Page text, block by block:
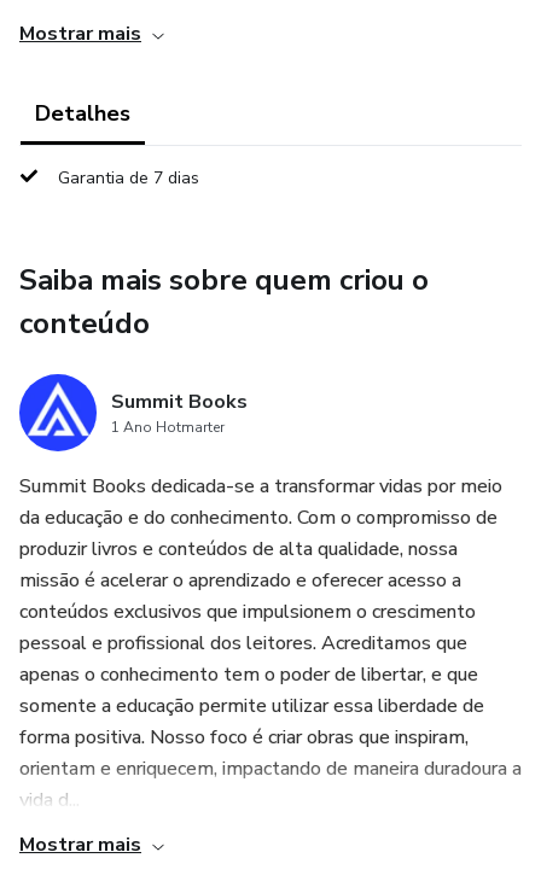
patrimônio, entender como investir com segurança e adotar
exercícios que o ajudarão a transformar o que aprende em
prévia com finanças.
Aceleração do aprendizado: Aprenda em pouco tempo o
essencial de seis livros consagrados, economizando anos
Aplicação prática e orientada: Com planos de ação e
exemplos reais, você passa da teoria à prática de forma
Conhecimento concentrado: O melhor de cada autor
reunido em um único guia, simplificando e otimizando seu
aprendizado.
Não importa onde você está em sua jornada financeira, O
Código da Riqueza oferece um caminho claro para organizar
suas finanças, criar renda passiva e investir de forma
inteligente. Com o melhor dos princípios de gestão
financeira e investimento reunidos, este eBook permite
que você avance na direção de uma vida financeiramente
segura e independente, transformando a teoria em prática.
Mostrar mais
Detalhes
Garantia de 7 dias
Saiba mais sobre quem criou o
conteúdo
Summit Books
1 Ano Hotmarter
Summit Books dedicada-se a transformar vidas por meio
da educação e do conhecimento. Com o compromisso de
produzir livros e conteúdos de alta qualidade, nossa
missão é acelerar o aprendizado e oferecer acesso a
conteúdos exclusivos que impulsionem o crescimento
pessoal e profissional dos leitores. Acreditamos que
apenas o conhecimento tem o poder de libertar, e que
somente a educação permite utilizar essa liberdade de
forma positiva. Nosso foco é criar obras que inspiram,
orientam e enriquecem, impactando de maneira duradoura a
vida d...
Mostrar mais